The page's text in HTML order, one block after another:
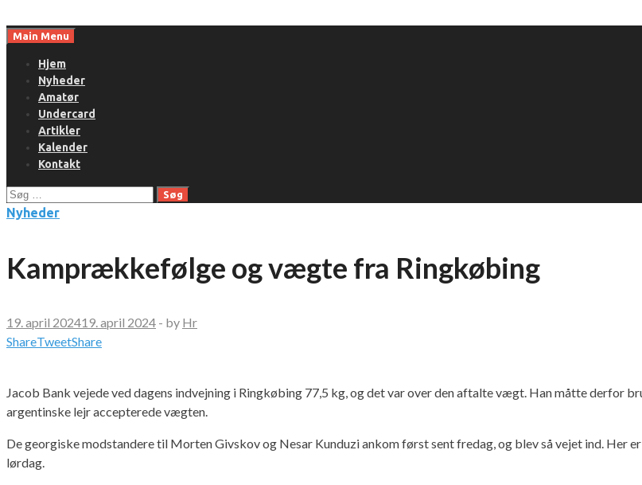
toMain Menu
Hjem
Nyheder
Amatør
Undercard
Artikler
Kalender
Kontakt
Søg
efter:
Nyheder
Kamprækkefølge og vægte fra Ringkøbing
19. april 202419. april 2024 - by Hr
ShareTweetShare
Jacob Bank vejede ved dagens indvejning i Ringkøbing 77,5 kg, og det var over den aftalte vægt. Han måtte derfor
argentinske lejr accepterede vægten.
De georgiske modstandere til Morten Givskov og Nesar Kunduzi ankom først sent fredag, og blev så vejet ind.
lørdag.